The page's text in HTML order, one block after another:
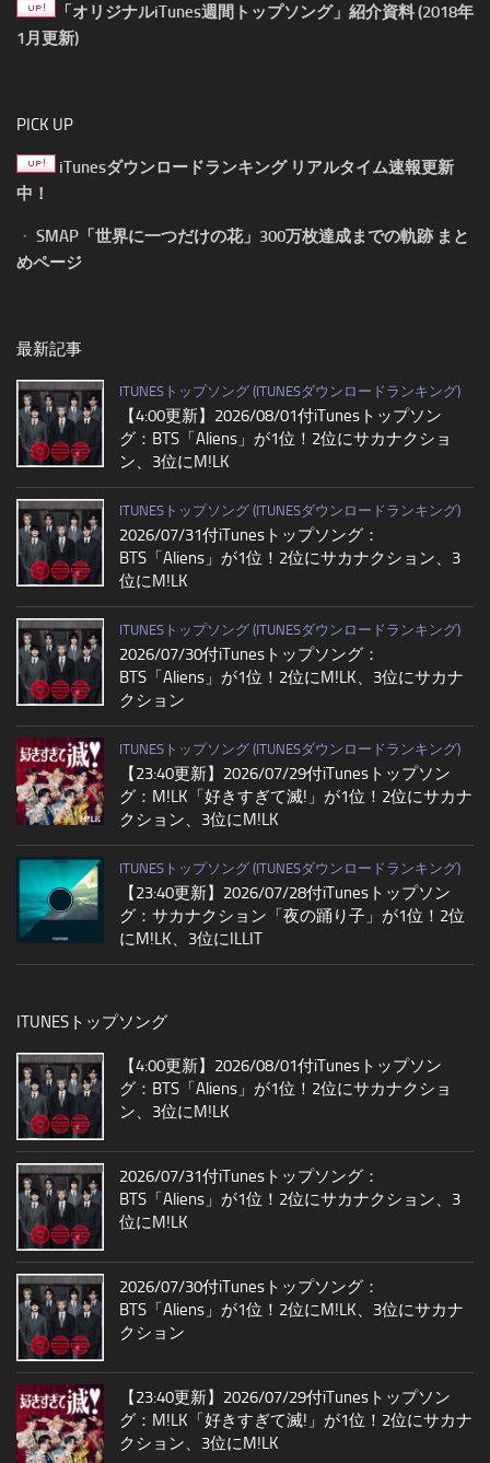
「オリジナルiTunes週間トップソング」紹介資料 (2018年
1月更新)
PICK UP
iTunesダウンロードランキング リアルタイム速報更新
中！
・ SMAP「世界に一つだけの花」300万枚達成までの軌跡 まと
めページ
最新記事
ITUNESトップソング (ITUNESダウンロードランキング)
【4:00更新】2026/08/01付iTunesトップソン
グ：BTS「Aliens」が1位！2位にサカナクショ
ン、3位にM!LK
ITUNESトップソング (ITUNESダウンロードランキング)
2026/07/31付iTunesトップソング：
BTS「Aliens」が1位！2位にサカナクション、3
位にM!LK
ITUNESトップソング (ITUNESダウンロードランキング)
2026/07/30付iTunesトップソング：
BTS「Aliens」が1位！2位にM!LK、3位にサカナ
クション
ITUNESトップソング (ITUNESダウンロードランキング)
【23:40更新】2026/07/29付iTunesトップソン
グ：M!LK「好きすぎて滅!」が1位！2位にサカナ
クション、3位にM!LK
ITUNESトップソング (ITUNESダウンロードランキング)
【23:40更新】2026/07/28付iTunesトップソン
グ：サカナクション「夜の踊り子」が1位！2位
にM!LK、3位にILLIT
ITUNESトップソング
【4:00更新】2026/08/01付iTunesトップソン
グ：BTS「Aliens」が1位！2位にサカナクショ
ン、3位にM!LK
2026/07/31付iTunesトップソング：
BTS「Aliens」が1位！2位にサカナクション、3
位にM!LK
2026/07/30付iTunesトップソング：
BTS「Aliens」が1位！2位にM!LK、3位にサカナ
クション
【23:40更新】2026/07/29付iTunesトップソン
グ：M!LK「好きすぎて滅!」が1位！2位にサカナ
クション、3位にM!LK